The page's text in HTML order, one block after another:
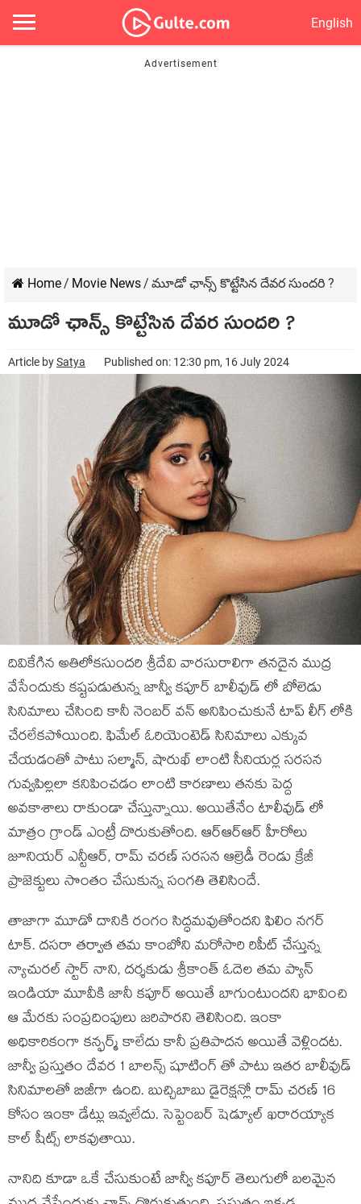
English
Home/ Movie News/ మూడో ఛాన్స్ కొట్టేసిన దేవర సుందరి ?
మూడో ఛాన్స్ కొట్టేసిన దేవర సుందరి ?
Article bySatya Published on: 12:30 pm, 16 July 2024
దివికేగిన అతిలోకసుందరి శ్రీదేవి వారసురాలిగా తనదైన ముద్ర
వేసేందుకు కష్టపడుతున్న జాన్వీ కపూర్ బాలీవుడ్ లో బోలెడు
సినిమాలు చేసింది కానీ నెంబర్ వన్ అనిపించుకునే టాప్ లీగ్ లోకి
చేరలేకపోయింది. ఫిమేల్ ఓరియెంటెడ్ సినిమాలు ఎక్కువ
చేయడంతో పాటు సల్మాన్, షారుఖ్ లాంటి సీనియర్ల సరసన
గువ్వపిల్లలా కనిపించడం లాంటి కారణాలు తనకు పెద్ద
అవకాశాలు రాకుండా చేస్తున్నాయి. అయితేనేం టాలీవుడ్ లో
మాత్రం గ్రాండ్ ఎంట్రీ దొరుకుతోంది. ఆర్ఆర్ఆర్ హీరోలు
జూనియర్ ఎన్టీఆర్, రామ్ చరణ్ సరసన ఆల్రెడీ రెండు క్రేజీ
ప్రాజెక్టులు సొంతం చేసుకున్న సంగతి తెలిసిందే.
తాజాగా మూడో దానికి రంగం సిద్ధమవుతోందని ఫిలిం నగర్
టాక్. దసరా తర్వాత తమ కాంబోని మరోసారి రిపీట్ చేస్తున్న
న్యాచురల్ స్టార్ నాని, దర్శకుడు శ్రీకాంత్ ఓదెల తమ ప్యాన్
ఇండియా మూవీకి జానీ కపూర్ అయితే బాగుంటుందని భావించి
ఆ మేరకు సంప్రదింపులు జరిపారని తెలిసింది. ఇంకా
అధికారికంగా కన్ఫర్మ్ కాలేదు కానీ ప్రతిపాదన అయితే వెళ్లిందట.
జాన్వీ ప్రస్తుతం దేవర 1 బాలన్స్ షూటింగ్ తో పాటు ఇతర బాలీవుడ్
సినిమాలతో బిజీగా ఉంది. బుచ్చిబాబు డైరెక్షన్లో రామ్ చరణ్ 16
కోసం ఇంకా డేట్లు ఇవ్వలేదు. సెప్టెంబర్ షెడ్యూల్ ఖరారయ్యాక
కాల్ షీట్స్ లాకవుతాయి.
నానిది కూడా ఒకే చేసుకుంటే జాన్వీ కపూర్ తెలుగులో బలమైన